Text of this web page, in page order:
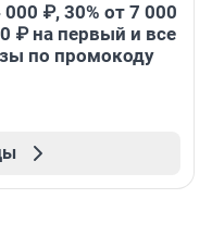
₽, 30% от 7 000
₽ на первый и все
по промокоду